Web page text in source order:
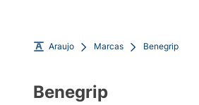
Araujo Marcas Benegrip
Benegrip